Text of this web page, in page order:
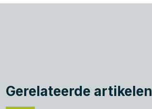
Gerelateerde artikelen